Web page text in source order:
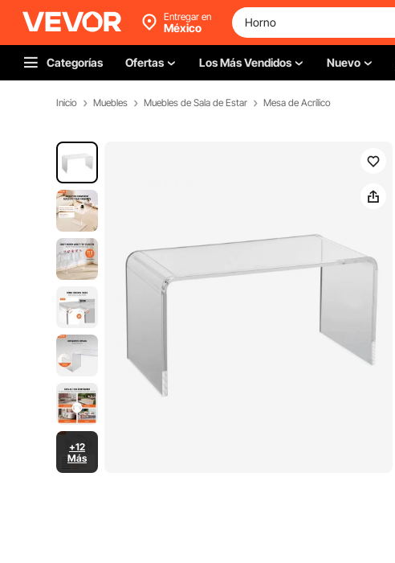
Entregar en
México
Categorías Ofertas Los Más Vendidos Nuevo
Inicio Muebles Muebles de Sala de Estar Mesa de Acrílico
+12
Más